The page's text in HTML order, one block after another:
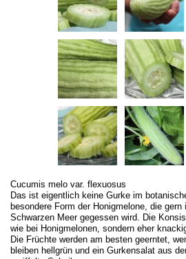
Cucumis melo var. flexuosus
Das ist eigentlich keine Gurke im
besondere Form der Honigmelone, die
Schwarzen Meer gegessen wird. Die
wie bei Honigmelonen, sondern eher
Die Früchte werden am besten geerntet,
bleiben hellgrün und ein Gurkensalat aus